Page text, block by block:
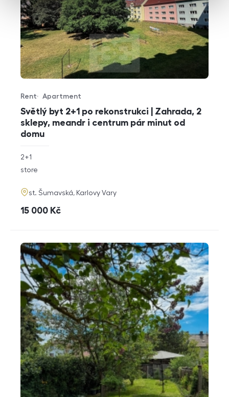
Světlý byt 2+1 po rekonstrukci | Zahrada, 2
sklepy, meandr i centrum pár minut od
domu
Offer type
Rent
Property type
Apartment
rozměry
2+1
funkce
store
adresa
st. Šumavská, Karlovy Vary
cena
15 000 Kč